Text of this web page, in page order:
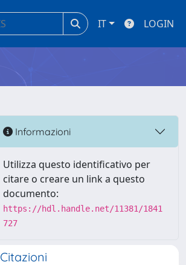
IT LOGIN
Informazioni
Utilizza questo identificativo per
citare o creare un link a questo
documento:
https://hdl.handle.net/11381/1841
727
Citazioni